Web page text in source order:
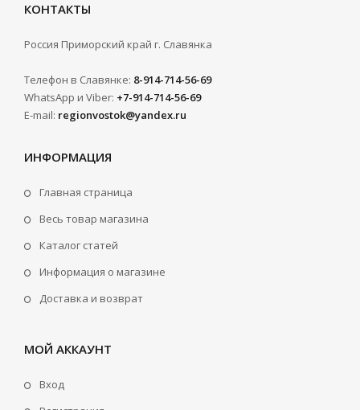
КОНТАКТЫ
Россия Приморский край г. Славянка
Телефон в Славянке: 8-914-714-56-69
WhatsApp и Viber: +7-914-714-56-69
E-mail: regionvostok@yandex.ru
ИНФОРМАЦИЯ
Главная страница
Весь товар магазина
Каталог статей
Информация о магазине
Доставка и возврат
МОЙ АККАУНТ
Вход